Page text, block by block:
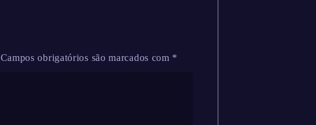
Campos obrigatórios são marcados com *